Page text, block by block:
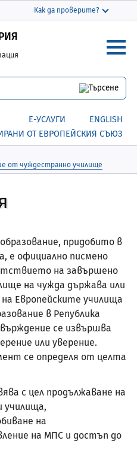
Как да проверите?
принадлежи на
за информация и
използват HTTPS
с уебсайта nacid.bg
информация
Е-УСЛУГИ ENGLISH
от чуждестранно училище
придобито в
е официално писмено
на завършено
на чужда държава или
Европейските училища
в Република
се извършва
или уверение.
се определя от целта
с цел продължаване на
училища,
на
на МПС и достъп до